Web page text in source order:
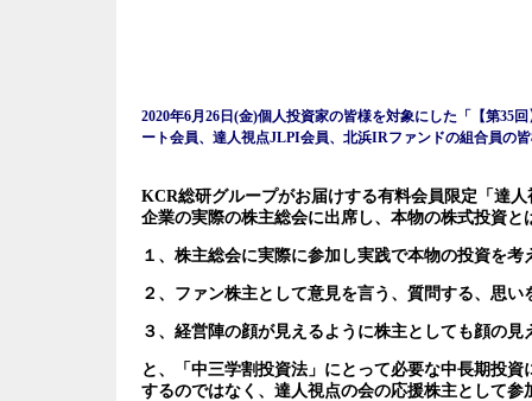
2020年6月26日(金)個人投資家の皆様を対象にした「【第35
ート会員、達人視点JLPI会員、北浜IRファンドの組合員の
KCR総研グループがお届けする有料会員限定「達
企業の実際の株主総会に出席し、本物の株式投資
１、株主総会に実際に参加し実践で本物の投資を考
２、ファン株主として意見を言う、質問する、思い
３、経営陣の顔が見えるように株主としても顔の見
と、「中三学割投資法」にとって必要な中長期投
するのではなく、達人視点の会の応援株主として